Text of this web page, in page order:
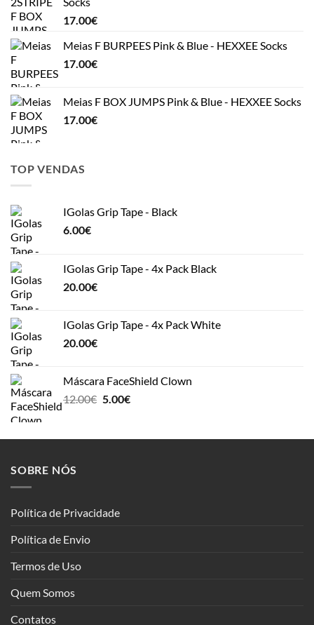
17.00€
Meias F BURPEES Pink & Blue - HEXXEE Socks
17.00€
Meias F BOX JUMPS Pink & Blue - HEXXEE Socks
17.00€
TOP VENDAS
IGolas Grip Tape - Black
6.00€
IGolas Grip Tape - 4x Pack Black
20.00€
IGolas Grip Tape - 4x Pack White
20.00€
Máscara FaceShield Clown
12.00€ Original
12.00€.
5.00€Current
5.00€.
SOBRE NÓS
Política de Privacidade
Política de Envio
Termos de Uso
Quem Somos
Contatos